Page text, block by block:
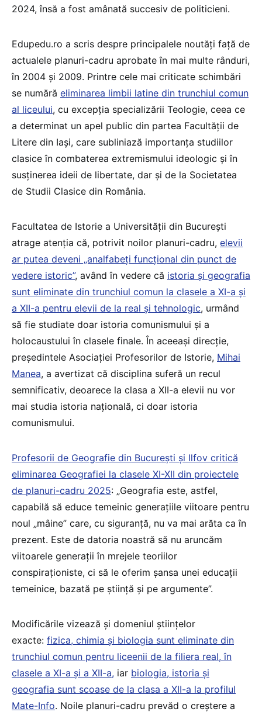
2024, însă a fost amânată succesiv de politicieni.
Edupedu.ro a scris despre principalele noutăți față de
actualele planuri-cadru aprobate în mai multe rânduri,
în 2004 și 2009. Printre cele mai criticate schimbări
se numără eliminarea limbii latine din trunchiul comun
al liceului, cu excepția specializării Teologie, ceea ce
a determinat un apel public din partea Facultății de
Litere din Iași, care subliniază importanța studiilor
clasice în combaterea extremismului ideologic și în
susținerea ideii de libertate, dar și de la Societatea
de Studii Clasice din România.
Facultatea de Istorie a Universității din București
atrage atenția că, potrivit noilor planuri-cadru, elevii
ar putea deveni „analfabeți funcțional din punct de
vedere istoric”, având în vedere că istoria și geografia
sunt eliminate din trunchiul comun la clasele a XI-a și
a XII-a pentru elevii de la real și tehnologic, urmând
să fie studiate doar istoria comunismului și a
holocaustului în clasele finale. În aceeași direcție,
președintele Asociației Profesorilor de Istorie, Mihai
Manea, a avertizat că disciplina suferă un recul
semnificativ, deoarece la clasa a XII-a elevii nu vor
mai studia istoria națională, ci doar istoria
comunismului.
Profesorii de Geografie din București și Ilfov critică
eliminarea Geografiei la clasele XI-XII din proiectele
de planuri-cadru 2025: „Geografia este, astfel,
capabilă să educe temeinic generațiile viitoare pentru
noul „mâine” care, cu siguranță, nu va mai arăta ca în
prezent. Este de datoria noastră să nu aruncăm
viitoarele generații în mrejele teoriilor
conspiraționiste, ci să le oferim șansa unei educații
temeinice, bazată pe știință și pe argumente”.
Modificările vizează și domeniul științelor
exacte: fizica, chimia și biologia sunt eliminate din
trunchiul comun pentru liceenii de la filiera real, în
clasele a XI-a și a XII-a, iar biologia, istoria și
geografia sunt scoase de la clasa a XII-a la profilul
Mate-Info. Noile planuri-cadru prevăd o creștere a